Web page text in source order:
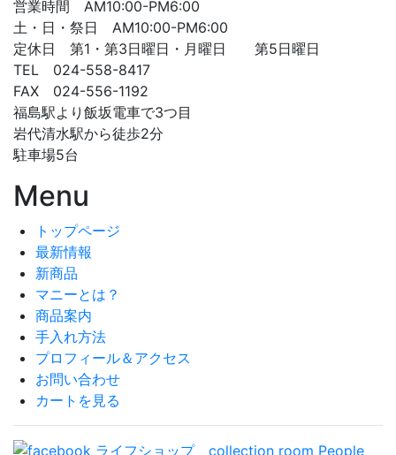
営業時間 AM10:00-PM6:00
土・日・祭日 AM10:00-PM6:00
定休日 第1・第3日曜日・月曜日 第5日曜日
TEL 024-558-8417
FAX 024-556-1192
福島駅より飯坂電車で3つ目
岩代清水駅から徒歩2分
駐車場5台
Menu
トップページ
最新情報
新商品
マニーとは？
商品案内
手入れ方法
プロフィール＆アクセス
お問い合わせ
カートを見る